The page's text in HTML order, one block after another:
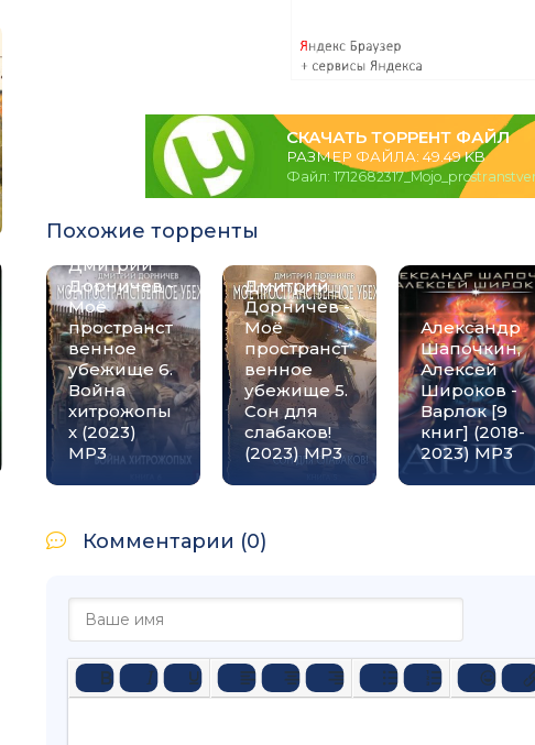
СКАЧАТЬ ТОРРЕНТ ФАЙЛ
РАЗМЕР ФАЙЛА: 49.49 KB
Файл:
Похожие торренты
Дмитрий
Дорничев -
Моё
пространст
венное
убежище 6.
Война
хитрожопы
х (2023)
МР3
Дмитрий
Дорничев -
Моё
пространст
венное
убежище 5.
Сон для
слабаков!
(2023) МР3
Александр
Шапочкин,
Алексей
Широков -
Варлок [9
книг] (2018-
2023) МР3
Комментарии (0)